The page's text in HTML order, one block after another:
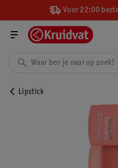
Voor 22:00
Lipstick